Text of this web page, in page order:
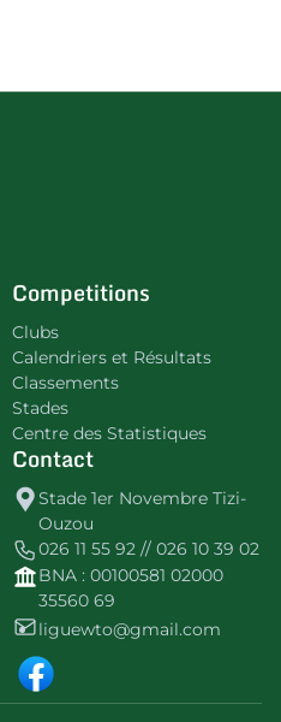
Competitions
Clubs
Calendriers et Résultats
Classements
Stades
Centre des Statistiques
Contact
Stade 1er Novembre Tizi-
Ouzou
026 11 55 92 // 026 10 39 02
BNA : 00100581 02000
35560 69
liguewto@gmail.com